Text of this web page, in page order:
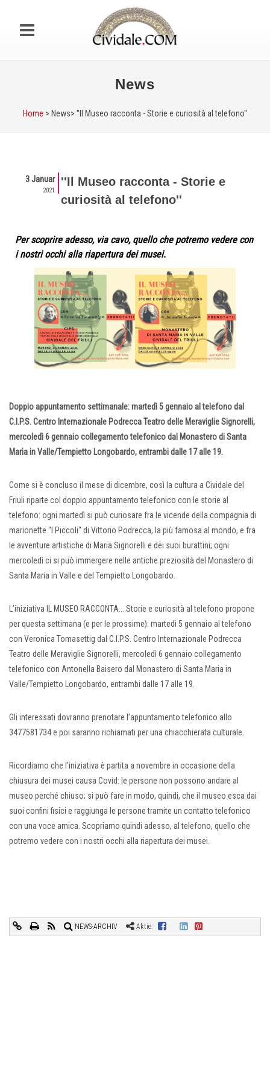
News
Home > News> ''Il Museo racconta - Storie e curiosità al telefono''
3 Januar
2021
''Il Museo racconta - Storie e
curiosità al telefono''
Per scoprire adesso, via cavo, quello che potremo vedere con
i nostri occhi alla riapertura dei musei.
Doppio appuntamento settimanale: martedì 5 gennaio al telefono dal
C.I.P.S. Centro Internazionale Podrecca Teatro delle Meraviglie Signorelli,
mercoledì 6 gennaio collegamento telefonico dal Monastero di Santa
Maria in Valle/Tempietto Longobardo, entrambi dalle 17 alle 19.
Come si è concluso il mese di dicembre, così la cultura a Cividale del
Friuli riparte col doppio appuntamento telefonico con le storie al
telefono: ogni martedì si può curiosare fra le vicende della compagnia di
marionette "I Piccoli" di Vittorio Podrecca, la più famosa al mondo, e fra
le avventure artistiche di Maria Signorelli e dei suoi burattini; ogni
mercoledì ci si può immergere nelle antiche preziosità del Monastero di
Santa Maria in Valle e del Tempietto Longobardo.
L’iniziativa IL MUSEO RACCONTA... Storie e curiosità al telefono propone
per questa settimana (e per le prossime): martedì 5 gennaio al telefono
con Veronica Tomasettig dal C.I.P.S. Centro Internazionale Podrecca
Teatro delle Meraviglie Signorelli, mercoledì 6 gennaio collegamento
telefonico con Antonella Baisero dal Monastero di Santa Maria in
Valle/Tempietto Longobardo, entrambi dalle 17 alle 19.
Gli interessati dovranno prenotare l’appuntamento telefonico allo
3477581734 e poi saranno richiamati per una chiacchierata culturale.
Ricordiamo che l’iniziativa è partita a novembre in occasione della
chiusura dei musei causa Covid: le persone non possono andare al
museo perché chiuso; si può fare in modo, quindi, che il museo esca dai
suoi confini fisici e raggiunga le persone tramite un contatto telefonico
con una voce amica. Scopriamo quindi adesso, al telefono, quello che
potremo vedere con i nostri occhi alla riapertura dei musei.
NEWS-ARCHIV Aktie: